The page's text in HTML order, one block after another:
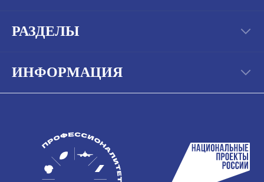
РАЗДЕЛЫ
ИНФОРМАЦИЯ